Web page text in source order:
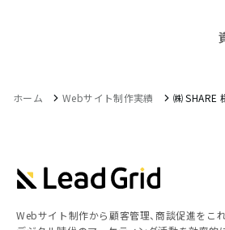
ホーム Webサイト制作実績 ㈱ SHARE
Webサイト制作から顧客管理、商談促進をこれ